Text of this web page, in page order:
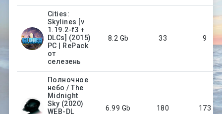
Cities:
Skylines [v
1.19.2-f3 +
DLCs] (2015)
PC | RePack
от
селезень
8.2 Gb 33 9
Полночное
небо / The
Midnight
Sky (2020)
WEB-DL
6.99 Gb 180 173